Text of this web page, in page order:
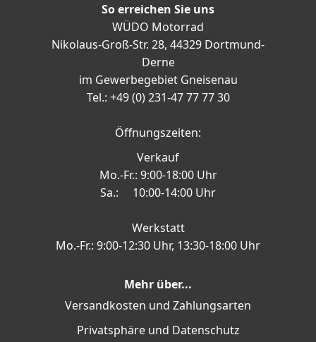
So erreichen Sie uns
WÜDO Motorrad
Nikolaus-Groß-Str. 28, 44329 Dortmund-
Derne
im Gewerbegebiet Gneisenau
Tel.: +49 (0) 231-47 77 77 30
Öffnungszeiten:
Verkauf
Mo.-Fr.: 9:00-18:00 Uhr
Sa.: 10:00-14:00 Uhr
Werkstatt
Mo.-Fr.: 9:00-12:30 Uhr, 13:30-18:00 Uhr
Mehr über...
Versandkosten und Zahlungsarten
Privatsphäre und Datenschutz